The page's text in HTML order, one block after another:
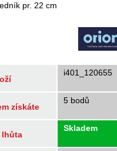
pr. 22 cm
i401_120655
získáte
5 bodů
lhůta
Skladem